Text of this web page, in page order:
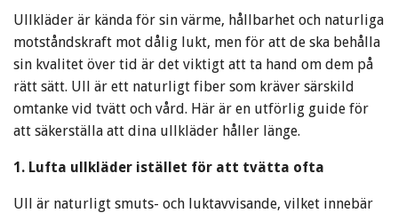
Ullkläder är kända för sin värme, hållbarhet och naturliga
motståndskraft mot dålig lukt, men för att de ska behålla
sin kvalitet över tid är det viktigt att ta hand om dem på
rätt sätt. Ull är ett naturligt fiber som kräver särskild
omtanke vid tvätt och vård. Här är en utförlig guide för
att säkerställa att dina ullkläder håller länge.
1. Lufta ullkläder istället för att tvätta ofta
Ull är naturligt smuts- och luktavvisande, vilket innebär